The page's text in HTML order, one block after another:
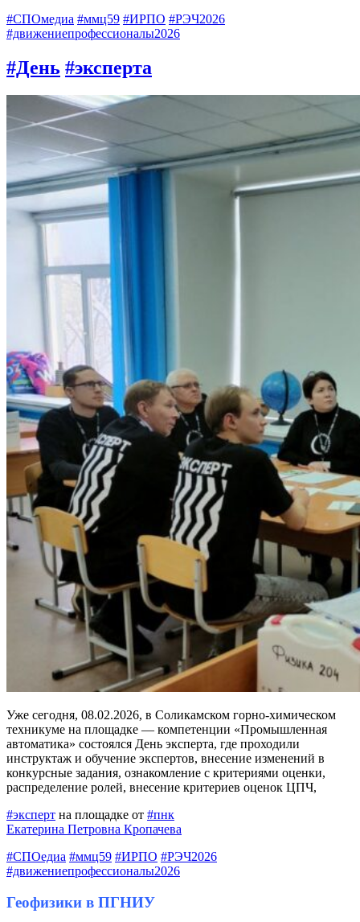
#СПОмедиа #ммц59 #ИРПО #РЭЧ2026
#движениепрофессионалы2026
#День #эксперта
Уже сегодня, 08.02.2026, в Соликамском горно-химическом
техникуме на площадке — компетенции «Промышленная
автоматика» состоялся День эксперта, где проходили
инструктаж и обучение экспертов, внесение изменений в
конкурсные задания, ознакомление с критериями оценки,
распределение ролей, внесение критериев оценок ЦПЧ,
#эксперт на площадке от #пнк
Екатерина Петровна Кропачева
#СПОедиа #ммц59 #ИРПО #РЭЧ2026
#движениепрофессионалы2026
Геофизики в ПГНИУ